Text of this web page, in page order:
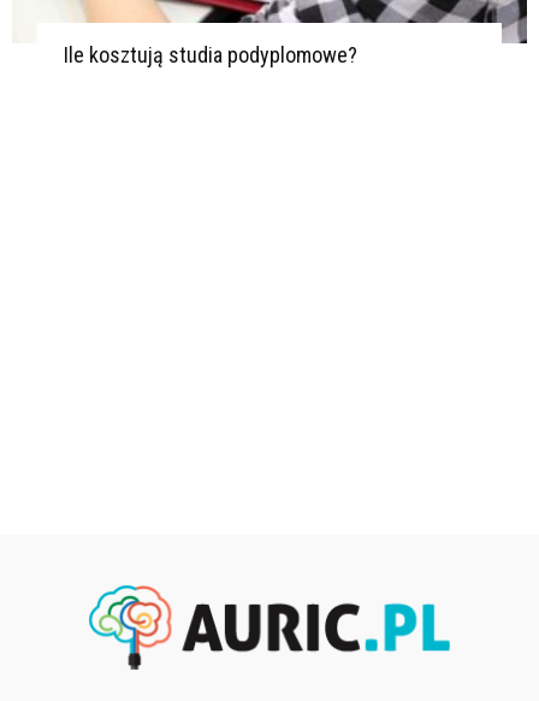
Ile kosztują studia podyplomowe?